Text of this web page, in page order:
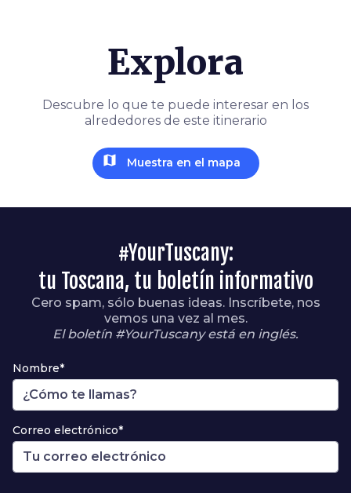
Explora
Descubre lo que te puede interesar en los
alrededores de este itinerario
map Muestra en el mapa
#YourTuscany:
tu Toscana, tu boletín informativo
Cero spam, sólo buenas ideas. Inscríbete, nos
vemos una vez al mes.
El boletín #YourTuscany está en inglés.
Nombre*
Correo electrónico*